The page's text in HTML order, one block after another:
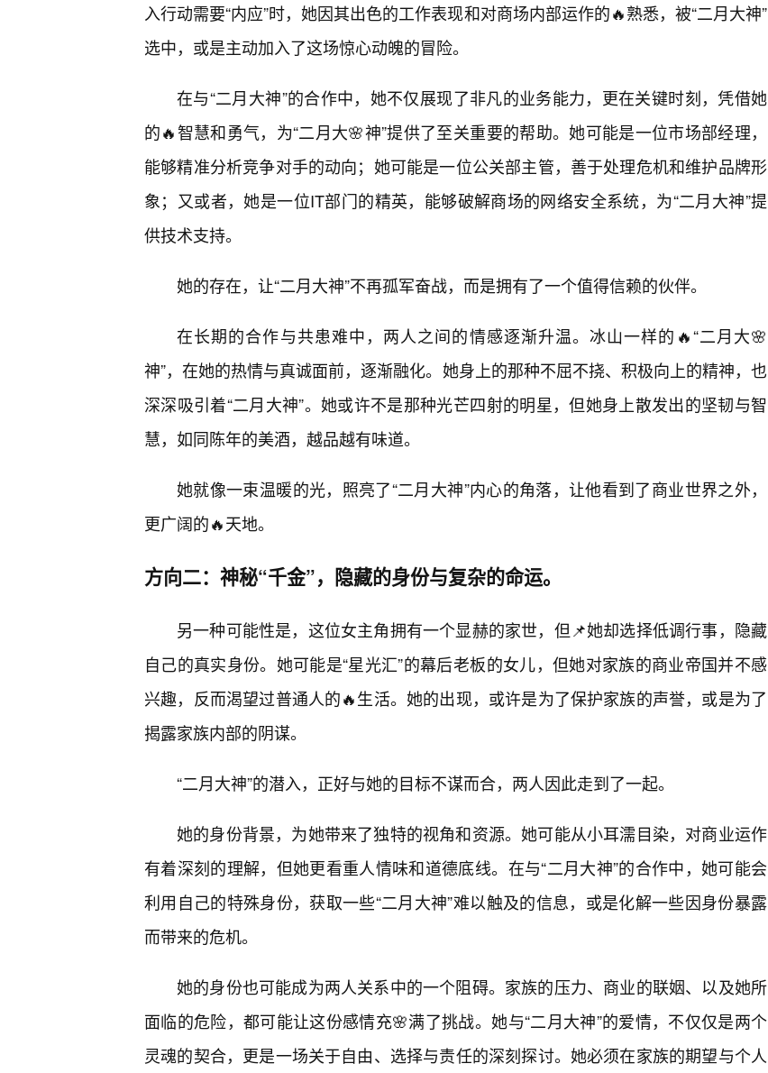
入行动需要“内应”时，她因其出色的工作表现和对商场内部运作的🔥熟悉，被“二月大神”
选中，或是主动加入了这场惊心动魄的冒险。
在与“二月大神”的合作中，她不仅展现了非凡的业务能力，更在关键时刻，凭借她
的🔥智慧和勇气，为“二月大🌸神”提供了至关重要的帮助。她可能是一位市场部经理，
能够精准分析竞争对手的动向；她可能是一位公关部主管，善于处理危机和维护品牌形
象；又或者，她是一位IT部门的精英，能够破解商场的网络安全系统，为“二月大神”提
供技术支持。
她的存在，让“二月大神”不再孤军奋战，而是拥有了一个值得信赖的伙伴。
在长期的合作与共患难中，两人之间的情感逐渐升温。冰山一样的🔥“二月大🌸
神”，在她的热情与真诚面前，逐渐融化。她身上的那种不屈不挠、积极向上的精神，也
深深吸引着“二月大神”。她或许不是那种光芒四射的明星，但她身上散发出的坚韧与智
慧，如同陈年的美酒，越品越有味道。
她就像一束温暖的光，照亮了“二月大神”内心的角落，让他看到了商业世界之外，
更广阔的🔥天地。
方向二：神秘“千金”，隐藏的身份与复杂的命运。
另一种可能性是，这位女主角拥有一个显赫的家世，但📌她却选择低调行事，隐藏
自己的真实身份。她可能是“星光汇”的幕后老板的女儿，但她对家族的商业帝国并不感
兴趣，反而渴望过普通人的🔥生活。她的出现，或许是为了保护家族的声誉，或是为了
揭露家族内部的阴谋。
“二月大神”的潜入，正好与她的目标不谋而合，两人因此走到了一起。
她的身份背景，为她带来了独特的视角和资源。她可能从小耳濡目染，对商业运作
有着深刻的理解，但她更看重人情味和道德底线。在与“二月大神”的合作中，她可能会
利用自己的特殊身份，获取一些“二月大神”难以触及的信息，或是化解一些因身份暴露
而带来的危机。
她的身份也可能成为两人关系中的一个阻碍。家族的压力、商业的联姻、以及她所
面临的危险，都可能让这份感情充🌸满了挑战。她与“二月大神”的爱情，不仅仅是两个
灵魂的契合，更是一场关于自由、选择与责任的深刻探讨。她必须在家族的期望与个人